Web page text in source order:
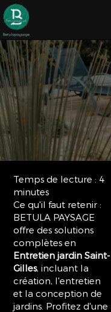
Temps de lecture : 4
minutes
Ce qu'il faut retenir :
BETULA PAYSAGE
offre des solutions
complètes en
Entretien jardin Saint-
Gilles, incluant la
création, l'entretien
et la conception de
jardins. Profitez d'une